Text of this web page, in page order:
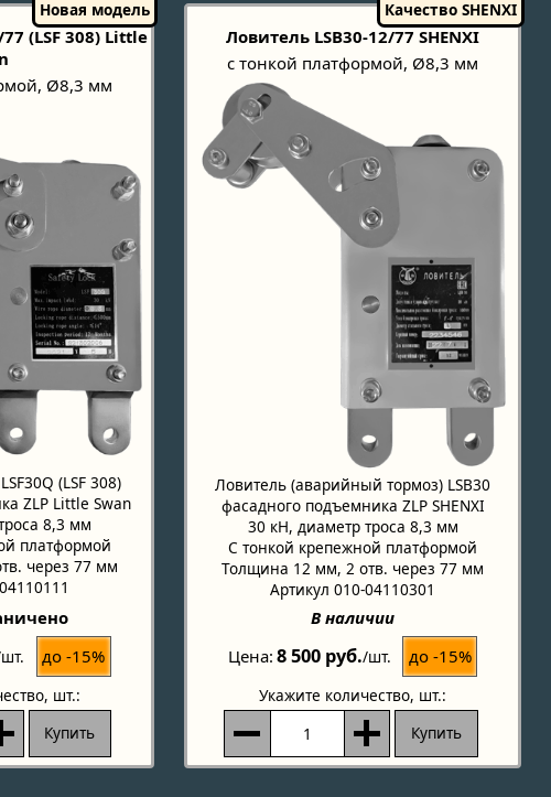
(LSF 308) Little
Ø8,3 мм
(LSF 308)
ZLP Little Swan
8,3 мм
платформой
через 77 мм
до -15%
, шт.:
Купить
Ловитель LSB30-12/77 SHENXI
с тонкой платформой, Ø8,3 мм
Ловитель (аварийный тормоз) LSB30
фасадного подъемника ZLP SHENXI
30 кН, диаметр троса 8,3 мм
С тонкой крепежной платформой
Толщина 12 мм, 2 отв. через 77 мм
Артикул 010-04110301
В наличии
Цена 8 500 руб./шт. до -15%
Укажите количество, шт.:
Купить